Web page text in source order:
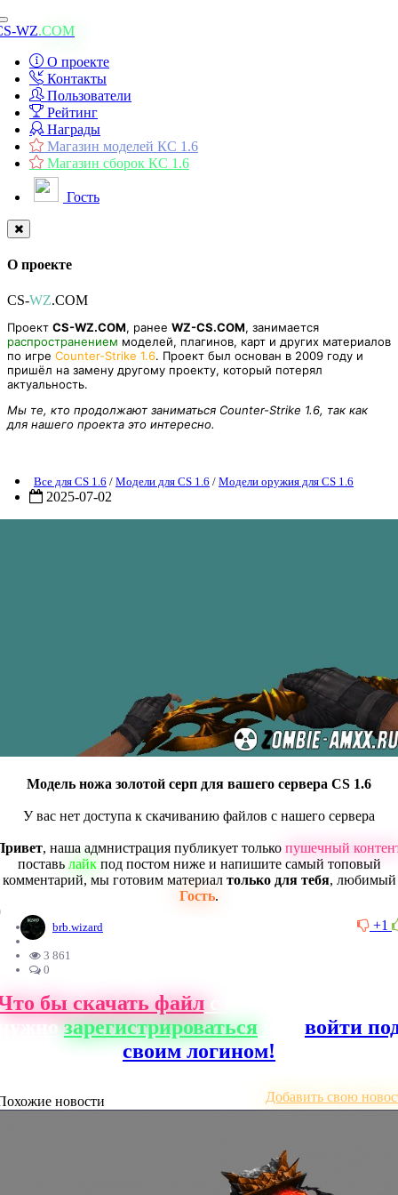
Toggle
navigation
WZ.COM
О проекте
Контакты
Пользователи
Рейтинг
Награды
Магазин моделей КС 1.6
Магазин сборок КС 1.6
Гость
О проекте
CS-WZ.COM
Проект CS-WZ.COM, ранее WZ-CS.COM, занимается
распространением моделей, плагинов, карт и других материалов
по игре Counter-Strike 1.6. Проект был основан в 2009 году и
пришёл на замену другому проекту, который потерял
актуальность.
Мы те, кто продолжают заниматься Counter-Strike 1.6, так как
для нашего проекта это интересно.
Все для CS 1.6 / Модели для CS 1.6 / Модели оружия для CS 1.6
2025-07-02
Модель ножа золотой серп для вашего сервера CS 1.6
У вас нет доступа к скачиванию файлов с нашего сервера
, наша адмнистрация публикует только пушечный
поставь лайкпод постом ниже и напишите самый топовый
комментарий, мы готовим материал только для тебя, любимый
Гость.
+1
brb.wizard
3 861
0
бы скачать файлс нашего сайта,
зарегистрироваться
войти
своим логином!
новости Добавить свою